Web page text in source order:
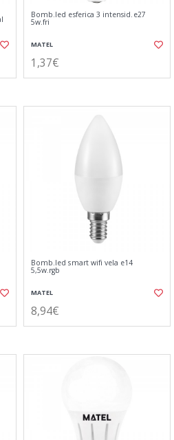
Bomb.led esferica 3 intensid.e27
5w.fri
MATEL
1,37€
Bomb.led smart wifi vela e14
5,5w.rgb
MATEL
8,94€